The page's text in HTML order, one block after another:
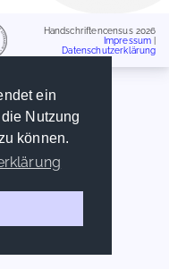
ein
Nutzung
können.
Handschriftencensus 2026
Impressum
Datenschutzerklärung